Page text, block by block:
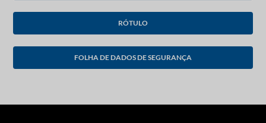
RÓTULO
FOLHA DE DADOS DE SEGURANÇA